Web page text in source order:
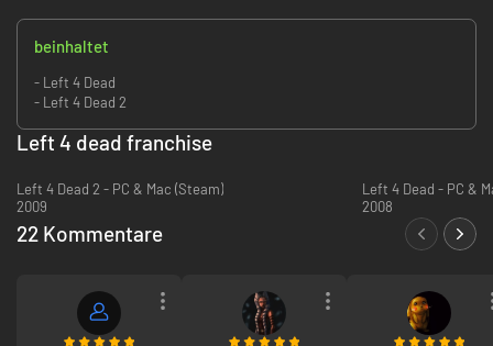
beinhaltet
- Left 4 Dead
- Left 4 Dead 2
Left 4 dead franchise
Left 4 Dead 2 - PC & Mac (Steam)
2009
Left 4 Dead - PC &
2008
22 Kommentare